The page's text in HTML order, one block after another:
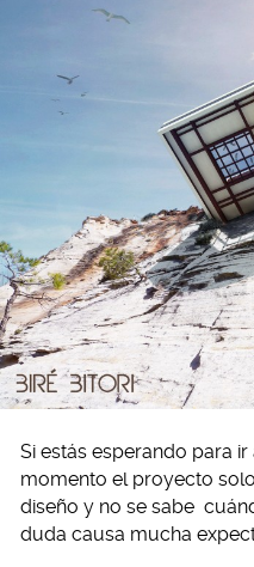
Si estás esperando para
momento el proyecto
diseño y no se sabe
duda causa mucha